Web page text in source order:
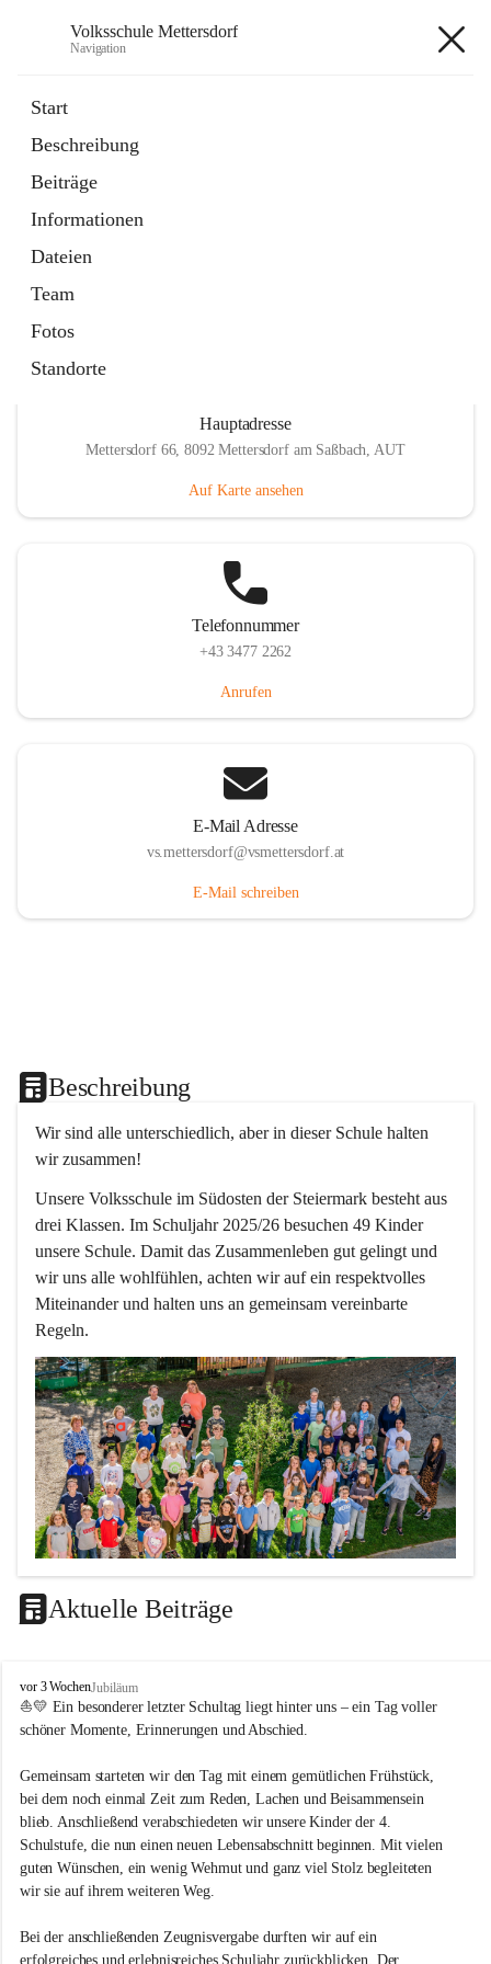
Volksschule Mettersdorf
Navigation
Start
Beschreibung
Beiträge
Informationen
Dateien
Team
Fotos
Standorte
Externe Webseite
in
Tab
Termine
Artikel
öffnet
in
neuem
Tab
Hauptadresse
Mettersdorf 66, 8092 Mettersdorf am Saßbach, AUT
Auf Karte ansehen
Telefonnummer
+43 3477 2262
Anrufen
E-Mail Adresse
vs.mettersdorf@vsmettersdorf.at
E-Mail schreiben
Beschreibung
Wir sind alle unterschiedlich, aber in dieser Schule halten
wir zusammen!
Unsere Volksschule im Südosten der Steiermark besteht aus
drei Klassen. Im Schuljahr 2025/26 besuchen 49 Kinder
unsere Schule. Damit das Zusammenleben gut gelingt und
wir uns alle wohlfühlen, achten wir auf ein respektvolles
Miteinander und halten uns an gemeinsam vereinbarte
Regeln.
Unterrichtsqualität
Es ist uns wichtig …
durch das Angebot verschiedener Unterrichtsformen
ein motiviertes Lernklima zu schaffen.
Grundtechniken zu vermitteln und zu üben.
die Selbsttätigkeit der SchülerInnen zu fördern.
dass die SchülerInnen ihre Stärken erkennen und ihre
durch ein Angebot verschiedener Lern-, Spiel- und
Erholungsbereiche die individuellen Bedürfnisse und
Aktuelle Beiträge
V
o
l
s
s
c
h
u
l
e
t
vor 3 WochenJubiläum
⛵💛 Ein besonderer letzter Schultag liegt hinter uns – ein Tag voller
schöner Momente, Erinnerungen und Abschied.
Gemeinsam starteten wir den Tag mit einem gemütlichen Frühstück,
bei dem noch einmal Zeit zum Reden, Lachen und Beisammensein
blieb. Anschließend verabschiedeten wir unsere Kinder der 4.
Schulstufe, die nun einen neuen Lebensabschnitt beginnen. Mit vielen
guten Wünschen, ein wenig Wehmut und ganz viel Stolz begleiteten
wir sie auf ihrem weiteren Weg.
Bei der anschließenden Zeugnisvergabe durften wir auf ein
erfolgreiches und erlebnisreiches Schuljahr zurückblicken. Der